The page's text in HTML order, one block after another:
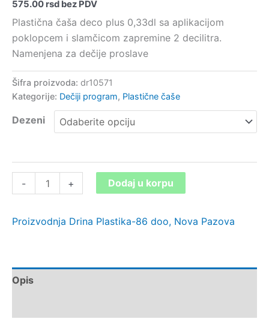
575.00 rsd bez PDV
Plastična čaša deco plus 0,33dl sa aplikacijom
poklopcem i slamčicom zapremine 2 decilitra.
Namenjena za dečije proslave
Šifra proizvoda: dr10571
Kategorije: Dečiji program, Plastične čaše
Dezeni
- + Dodaj u korpu
Proizvodnja Drina Plastika-86 doo, Nova Pazova
Opis